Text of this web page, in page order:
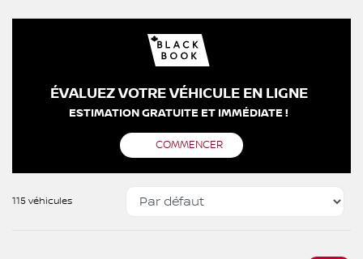
ÉVALUEZ VOTRE VÉHICULE EN LIGNE
ESTIMATION GRATUITE ET IMMÉDIATE !
COMMENCER
115 véhicules